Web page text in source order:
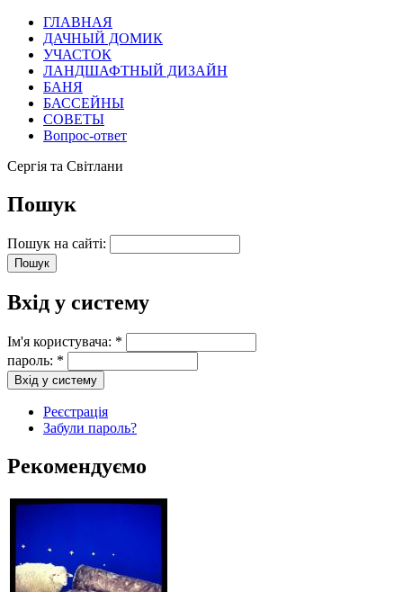
ГЛАВНАЯ
ДАЧНЫЙ ДОМИК
УЧАСТОК
ЛАНДШАФТНЫЙ ДИЗАЙН
БАНЯ
БАССЕЙНЫ
СОВЕТЫ
Вопрос-ответ
Сергія та Світлани
Пошук
Пошук на сайті:
Вхід у систему
Ім'я користувача: *
пароль: *
Реєстрація
Забули пароль?
Рекомендуємо